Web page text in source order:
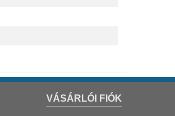
VÁSÁRLÓI FIÓK